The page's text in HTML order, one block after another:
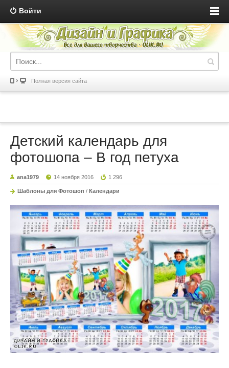
Войти
Полная версия сайта
Детский календарь для
фотошопа – В год петуха
ana1979 14 ноября 2016 1 296
Шаблоны для Фотошоп / Календари